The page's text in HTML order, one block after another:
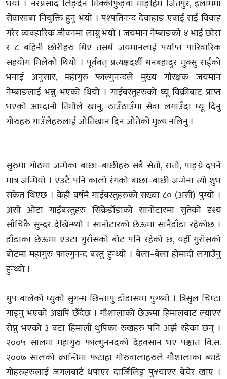
भयो । नरप्रसाद लिङ्देन मिक्कीफुङ्वा माङ्हिम जितपुर, इलाममा
सेवासाबा नियुक्ति हुनु भयो । पश्पतिनन्द देवाहाङ एवाई राई विवाह
गरेर व्यवहारिक जीवनमा लाग्नु भयो । जयमान नेम्बाङको ४ भाई छोरा
र ८ बहिनी छोरीहरु थिए तसर्थ जयमानलाई पर्याप्त पारिवारिक
सहयोग मिलेको थियो । पूर्ववत् प्रत्यक्षदर्शी धनबहादुर मुक्सु राईको
भनाई अनुसार, महागुरु फाल्गुनन्दले मुख्य गौरक्षक जयमान
नेम्बाङलाई भन्नु भएको थियो । गाईबस्तुहरुको घ्यू विक्रीबाट प्राप्त
भएको आम्दानी तिमीले खानु, ठाउँठाउँमा सेवा लगाउँदा घ्यू दिनु
गोरुहरु गाउँलेहरुलाई जोतिखान दिन जोतेको मुल्य नलिनु ।
सुरुमा गोठमा जन्मेका बाछा–बाछीहरु सबै सेतो, रातो, पाङ्ग्रे दपर्ने
मात्र जन्मियो । एउटै पनि कालो रंगको बाछा–बाछी जन्मेना त्यो शुभ
संकेत थिएछ । केही वर्षमै गाईबस्तुहरुको संख्या ८० (असी) पुग्यो ।
असी ओटा गाईबस्तुहरु सिक्रेडाँडाको सानोटारमा सुतेको दृश्य
साँचिकै सुन्दर देखिन्थ्यो । सानोटारको छेऊमा सानैडाँडा रहेकोछ ।
डाँडाका छेऊमा एउटा गुराँसको बोट पनि रहेको छ, यहीँ गुराँसको
बोटमा महागुरु फाल्गुनन्द बस्तु हुन्थ्यो । बेला–बेला होमादी लगाउँनु
हुन्थ्यो ।
धुप बालेको घ्युको सुगन्ध छिन्तापु डाँडासम्म पुग्थ्यो । त्रिसुल चिम्टा
गाड्नु भएको अद्यपि छँदैछ । गौशालाको छेऊमा हिमालबाट ल्याएर
रोप्नु भएको ३ वटा हिमाली धुपिका रुखहरु पनि अझै रहेका छन् ।
२००५ सालमा महागुरु फाल्गुननदको देहवसान भए पश्चात वि.स.
२००७ सालको क्रान्तिमा फटाहा गोरुवालाहरुले गौशालाका ब्याडे
गोहरुहरुलाई जंगलबाटै धपाएर दार्जिलिङ् पु¥याएर बेचेर खाए ।